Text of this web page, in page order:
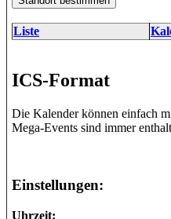
Liste
ICS-Format
Die Kalender können einfach
Mega-Events sind immer
Einstellungen:
Uhrzeit: